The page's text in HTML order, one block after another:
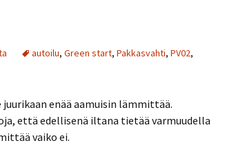
autoilu, Green start, Pakkasvahti, PV02,
enää aamuisin lämmittää.
että edellisenä iltana tietää varmuudella
vaiko ei.